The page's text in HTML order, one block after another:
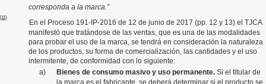
corresponda a la marca.”
[11]
En el Proceso 191-IP-2016 de 12 de junio de 2017 (pp. 12 y 13) el TJCA
manifestó que tratándose de las ventas, que es una de las modalidades
para probar el uso de la marca, se tendrá en consideración la naturaleza
de los productos, su forma de comercialización, las cantidades y el uso
intermitente, de conformidad con lo siguiente:
a)
Bienes de consumo masivo y uso permanente.Si el titular de
la marca es el fabricante, se deberá determinar si el producto se